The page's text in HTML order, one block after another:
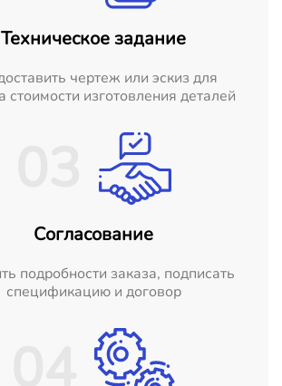
Техническое задание
чертеж или эскиз для
стоимости изготовления деталей
Согласование
подробности заказа, подписать
спецификацию и договор